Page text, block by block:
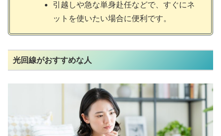
引越しや急な単身赴任などで、すぐにネ
ットを使いたい場合に便利です。
光回線がおすすめな人